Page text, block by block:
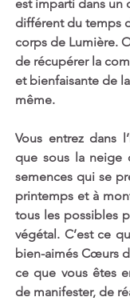
est imparti dans un
différent du temps
corps de Lumière.
de récupérer la
et bienfaisante de
même.
Vous entrez dans
que sous la
semences qui se
printemps et à
tous les possibles
végétal. C’est ce
bien-aimés Cœurs
ce que vous êtes
de manifester, de